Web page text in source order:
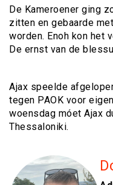
De Kameroener ging
zitten en gebaarde
worden. Enoh kon het
De ernst van de
Ajax speelde
tegen PAOK voor
woensdag móet Ajax
Thessaloniki.